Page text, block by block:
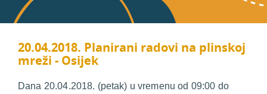
20.04.2018. Planirani radovi na plinskoj
mreži - Osijek
Dana 20.04.2018. (petak) u vremenu od 09:00 do